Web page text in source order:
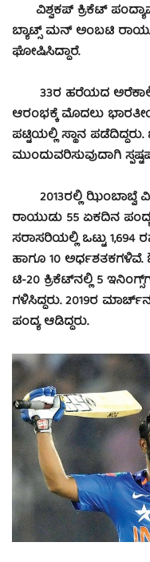
ವಿಶ್ವಕಪ್ ಕ್ರಿಕೆಟ್
ಬ್ಯಾಟ್ಸ್ ಮನ್ಅಂಬಟಿ
ಘೋಷಿಸಿದ್ದಾರೆ.
33ರ ಹರೆಯದ
ಆರಂಭಕ್ಕೆ ಮೊದಲು
ಪಟ್ಟಿಯಲ್ಲಿ ಸ್ಥಾನ
ಮುಂದುವರಿಸುವುದಾಗಿ
2013ರಲ್ಲಿ ಝಿಂಬಾಬ್ವೆ
ರಾಯುಡು 55 ಏಕದಿನ
ಸರಾಸರಿಯಲ್ಲಿ ಒಟ್ಟು 1,694
ಹಾಗೂ 10 ಅರ್ಧಶತಕಗಳಿವೆ.
ಟಿ-20 ಕ್ರಿಕೆಟ್‌ನಲ್ಲಿ 5
ಗಳಿಸಿದ್ದರು. 2019ರ
ಪಂದ್ಯ ಆಡಿದ್ದರು.